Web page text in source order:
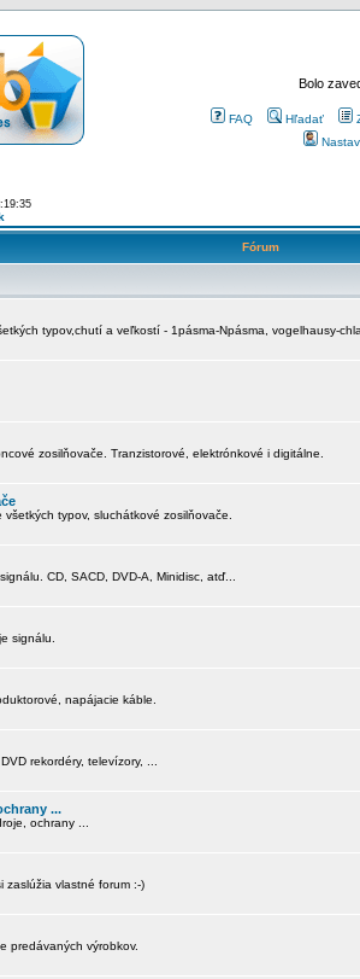
Bolo
FAQ Hľadať
Fórum
typov,chutí a veľkostí - 1pásma-Npásma, vogelhausy-
zosilňovače. Tranzistorové, elektrónkové i digitálne.
všetkých typov, sluchátkové zosilňovače.
CD, SACD, DVD-A, Minidisc, atď...
signálu.
napájacie káble.
rekordéry, televízory, ...
...
ochrany ...
zaslúžia vlastné forum :-)
predávaných výrobkov.